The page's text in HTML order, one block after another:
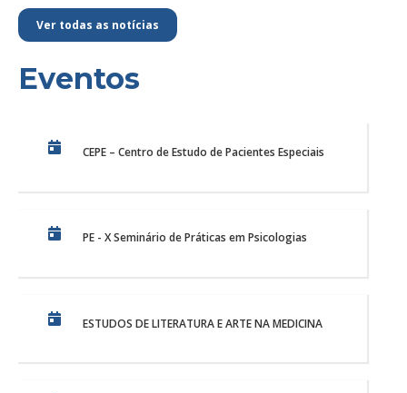
Ver todas as notícias
Eventos
CEPE – Centro de Estudo de Pacientes Especiais
PE - X Seminário de Práticas em Psicologias
ESTUDOS DE LITERATURA E ARTE NA MEDICINA